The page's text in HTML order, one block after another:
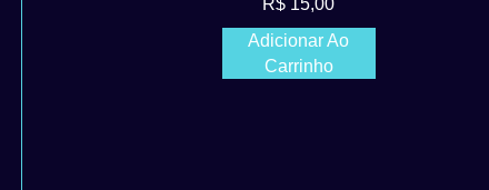
R$ 15,00
Adicionar Ao
Carrinho